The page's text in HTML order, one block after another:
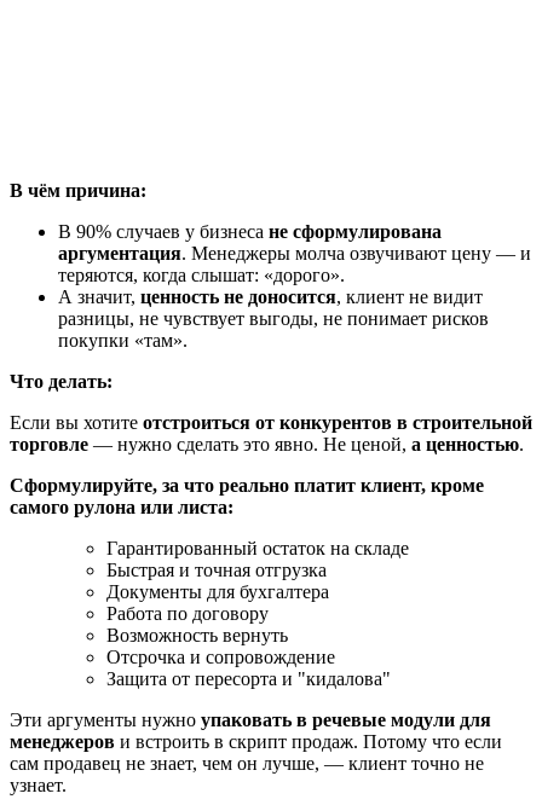
В чём причина:
В 90% случаев у бизнеса не сформулирована
аргументация. Менеджеры молча озвучивают цену — и
теряются, когда слышат: «дорого».
А значит, ценность не доносится, клиент не видит
разницы, не чувствует выгоды, не понимает рисков
покупки «там».
Что делать:
Если вы хотите отстроиться от конкурентов в строительной
торговле — нужно сделать это явно. Не ценой, а ценностью.
Сформулируйте, за что реально платит клиент, кроме
самого рулона или листа:
Гарантированный остаток на складе
Быстрая и точная отгрузка
Документы для бухгалтера
Работа по договору
Возможность вернуть
Отсрочка и сопровождение
Защита от пересорта и "кидалова"
Эти аргументы нужно упаковать в речевые модули для
менеджеров и встроить в скрипт продаж. Потому что если
сам продавец не знает, чем он лучше, — клиент точно не
узнает.